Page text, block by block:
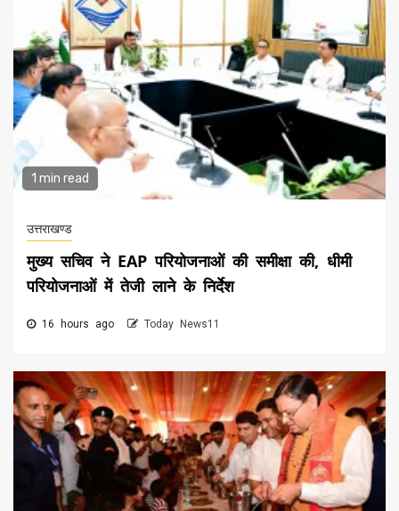
1 min read
उत्तराखण्ड
मुख्य सचिव ने EAP परियोजनाओं की समीक्षा की, धीमी
परियोजनाओं में तेजी लाने के निर्देश
16 hours ago Today News11